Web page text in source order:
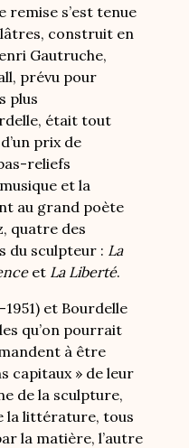
remise s’est tenue
construit en
Gautruche,
prévu pour
plus
était tout
prix de
reliefs
et la
au grand poète
quatre des
du sculpteur : La
et La Liberté.
et Bourdelle
qu’on pourrait
à être
capitaux » de leur
de la sculpture,
la littérature, tous
la matière, l’autre